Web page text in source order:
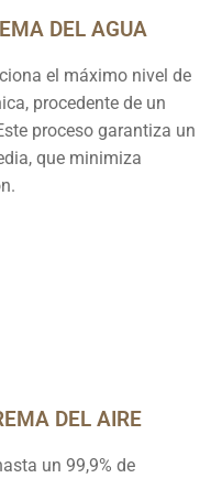
DEL AGUA
el máximo nivel de
procedente de un
proceso garantiza un
que minimiza
DEL AIRE
un 99,9% de